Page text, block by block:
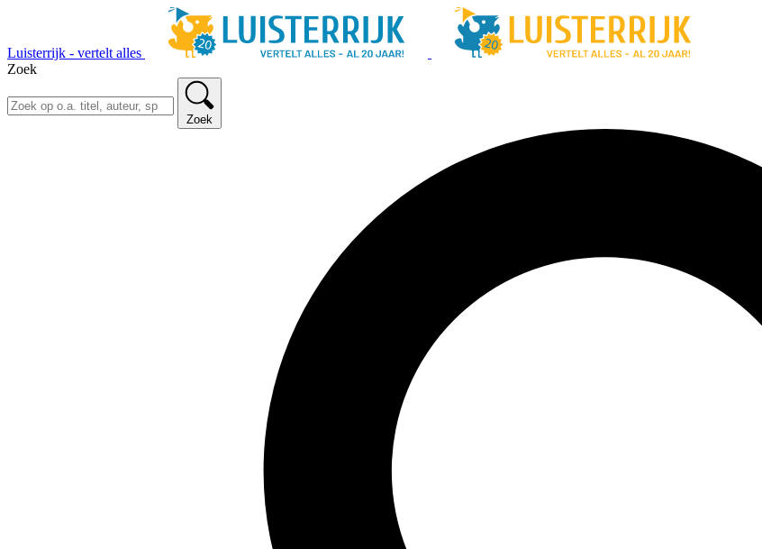
Luisterrijk - vertelt alles
Zoek
Zoek